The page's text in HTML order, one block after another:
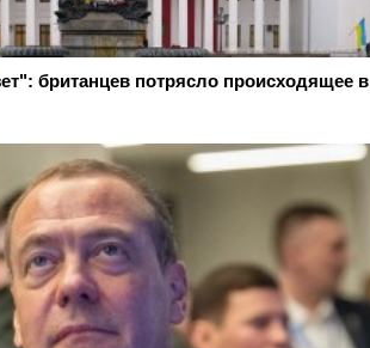
британцев потрясло происходящее в